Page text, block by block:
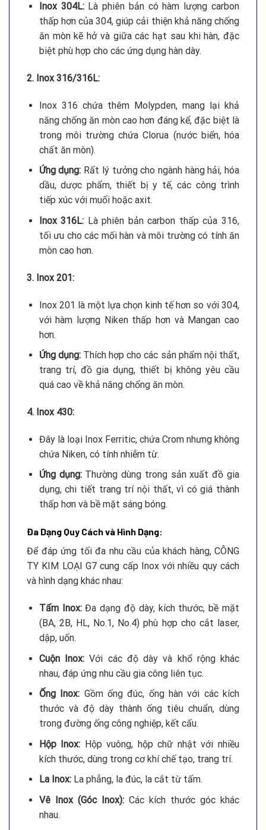
Inox 304L:Là phiên bản có hàm lượng carbon
thấp hơn của 304, giúp cải thiện khả năng chống
ăn mòn kẽ hở và giữa các hạt sau khi hàn, đặc
biệt phù hợp cho các ứng dụng hàn dày.
2. Inox 316/316L:
Inox 316 chứa thêm Molypden, mang lại khả
năng chống ăn mòn cao hơn đáng kể, đặc biệt là
trong môi trường chứa Clorua (nước biển, hóa
chất ăn mòn).
Ứng dụng: Rất lý tưởng cho ngành hàng hải, hóa
dầu, dược phẩm, thiết bị y tế, các công trình
tiếp xúc với muối hoặc axit.
Inox 316L: Là phiên bản carbon thấp của 316,
tối ưu cho các mối hàn và môi trường có tính ăn
mòn cao hơn.
3. Inox 201:
Inox 201 là một lựa chọn kinh tế hơn so với 304,
với hàm lượng Niken thấp hơn và Mangan cao
hơn.
Ứng dụng:Thích hợp cho các sản phẩm nội thất,
trang trí, đồ gia dụng, thiết bị không yêu cầu
quá cao về khả năng chống ăn mòn.
4. Inox 430:
Đây là loại Inox Ferritic, chứa Crom nhưng không
chứa Niken, có tính nhiễm từ.
Ứng dụng:Thường dùng trong sản xuất đồ gia
dụng, chi tiết trang trí nội thất, vì có giá thành
thấp hơn và bề mặt sáng bóng.
Đa Dạng Quy Cách và Hình Dạng:
Để đáp ứng tối đa nhu cầu của khách hàng, CÔNG
TY KIM LOẠI G7 cung cấp Inox với nhiều quy cách
và hình dạng khác nhau:
Tấm Inox:Đa dạng độ dày, kích thước, bề mặt
(BA, 2B, HL, No.1, No.4) phù hợp cho cắt laser,
dập, uốn.
Cuộn Inox: Với các độ dày và khổ rộng khác
nhau, đáp ứng nhu cầu gia công liên tục.
Ống Inox: Gồm ống đúc, ống hàn với các kích
thước và độ dày thành ống tiêu chuẩn, dùng
trong đường ống công nghiệp, kết cấu.
Hộp Inox: Hộp vuông, hộp chữ nhật với nhiều
kích thước, dùng trong cơ khí chế tạo, trang trí.
La Inox:La phẳng, la đúc, la cắt từ tấm.
Vê Inox (Góc Inox):Các kích thước góc khác
nhau.